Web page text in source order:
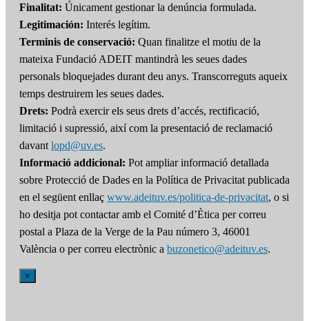
Finalitat: Únicament gestionar la denúncia formulada.
Legitimación: Interés legítim.
Terminis de conservació: Quan finalitze el motiu de la
mateixa Fundació ADEIT mantindrà les seues dades
personals bloquejades durant deu anys. Transcorreguts aqueix
temps destruirem les seues dades.
Drets: Podrà exercir els seus drets d’accés, rectificació,
limitació i supressió, així com la presentació de reclamació
davant lopd@uv.es.
Informació addicional: Pot ampliar informació detallada
sobre Protecció de Dades en la Política de Privacitat publicada
en el següent enllaç www.adeituv.es/politica-de-privacitat, o si
ho desitja pot contactar amb el Comité d’Ètica per correu
postal a Plaza de la Verge de la Pau número 3, 46001
València o per correu electrònic a buzonetico@adeituv.es.
×